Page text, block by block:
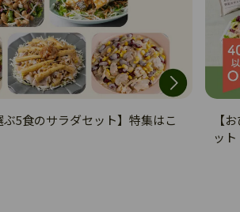
ぶ5食のサラダセット】特集はこ
【
ット